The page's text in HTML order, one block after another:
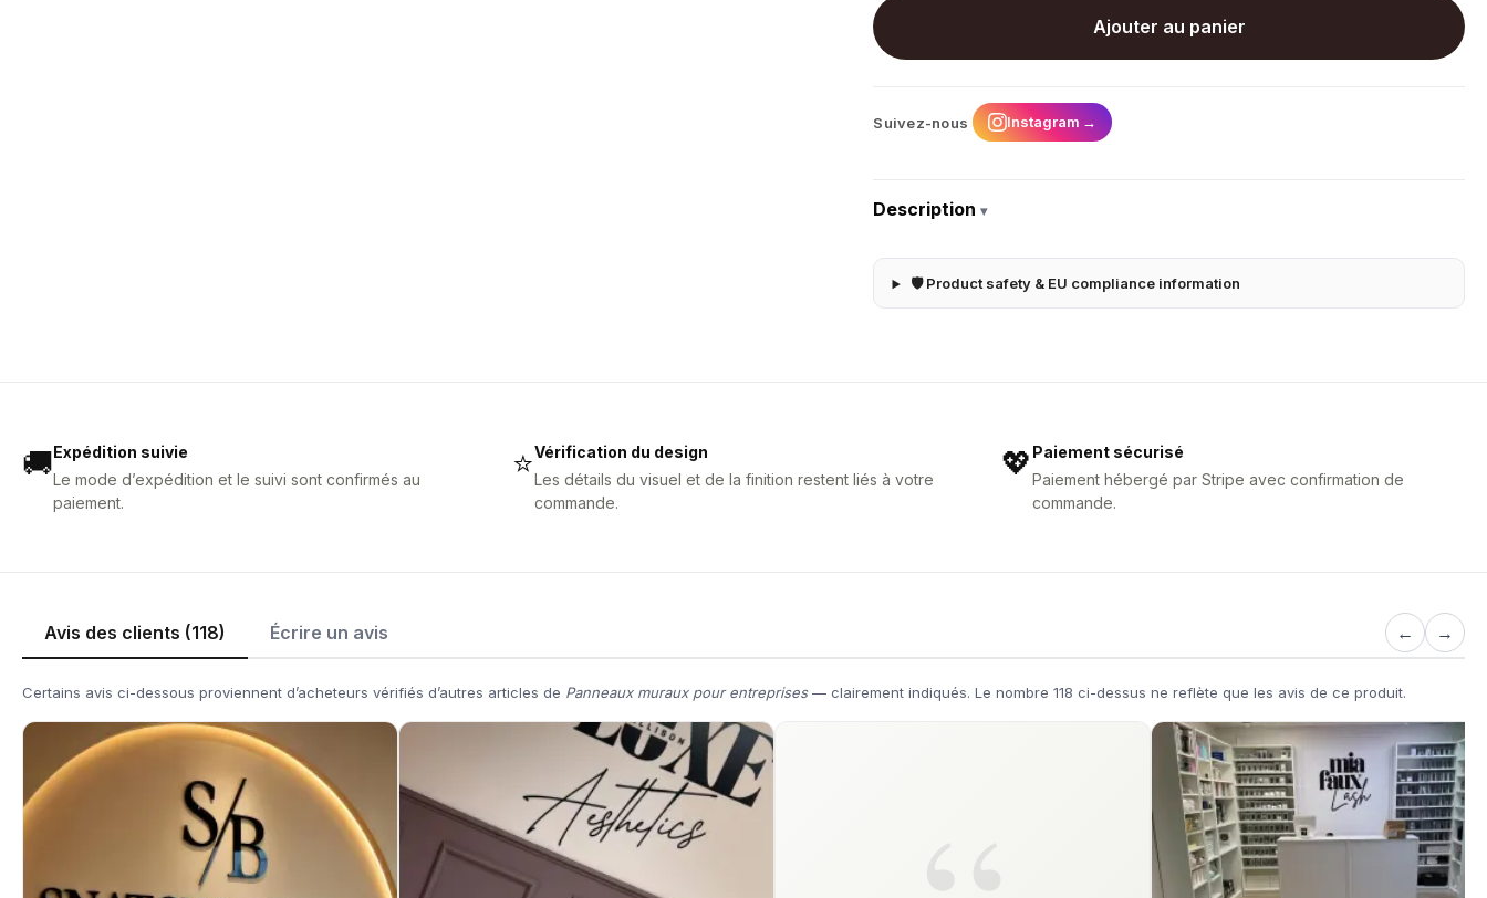
Ajouter au panier
Suivez-nous Instagram →
Description▾
🛡 Product safety & EU compliance information
🚚Expédition suivie
Le mode d’expédition et le suivi sont confirmés au
paiement.
⭐Vérification du design
Les détails du visuel et de la finition restent liés à votre
commande.
💖Paiement sécurisé
Paiement hébergé par Stripe avec confirmation de
commande.
Avis des clients (118) Écrire un avis ← →
Certains avis ci-dessous proviennent d’acheteurs vérifiés d’autres articles de Panneaux muraux pour entreprises— clairement indiqués. Le nombre 118 ci-dessus ne reflète que les avis de ce produit.